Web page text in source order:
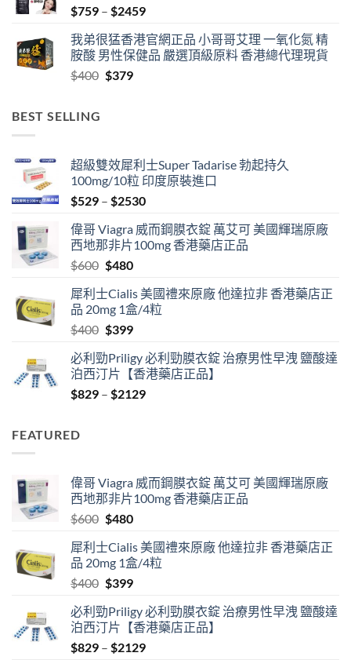
$759 – $2459Price
$759
through
我弟很猛香港官網正品 小哥哥艾理 一氧化氮 精
胺酸 男性保健品 嚴選頂級原料 香港總代理現貨
$400 Original
$379Current
BEST SELLING
超級雙效犀利士Super Tadarise 勃起持久
100mg/10粒 印度原裝進口
$529 – $2530Price
$529
through
偉哥 Viagra 威而鋼膜衣錠 萬艾可 美國輝瑞原廠
西地那非片100mg 香港藥店正品
$600 Original
was:
$600.
$480Current
is:
$480.
犀利士Cialis 美國禮來原廠 他達拉非 香港藥店正
品 20mg 1盒/4粒
$400 Original
was:
$400.
$399Current
is:
$399.
必利勁Priligy 必利勁膜衣錠 治療男性早洩 鹽酸達
泊西汀片【香港藥店正品】
$829 – $2129Price
FEATURED
偉哥 Viagra 威而鋼膜衣錠 萬艾可 美國輝瑞原廠
西地那非片100mg 香港藥店正品
$600 Original
was:
$600.
$480Current
is:
$480.
犀利士Cialis 美國禮來原廠 他達拉非 香港藥店正
品 20mg 1盒/4粒
$400 Original
was:
$400.
$399Current
is:
$399.
必利勁Priligy 必利勁膜衣錠 治療男性早洩 鹽酸達
泊西汀片【香港藥店正品】
$829 – $2129Price